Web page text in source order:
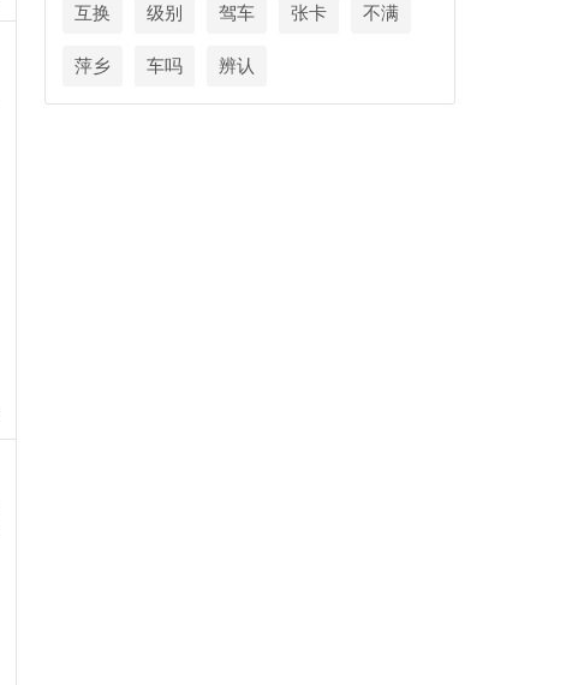
互换 级别 驾车 张卡 不满
萍乡 车吗 辨认